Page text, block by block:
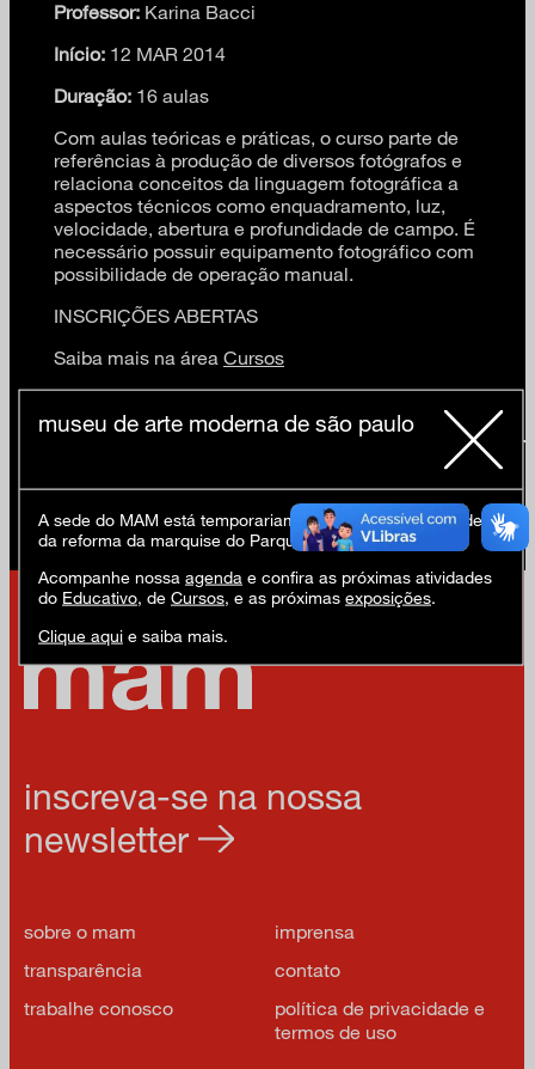
Professor: Karina Bacci
Início: 12 MAR 2014
Duração: 16 aulas
Com aulas teóricas e práticas, o curso parte de
referências à produção de diversos fotógrafos e
relaciona conceitos da linguagem fotográfica a
aspectos técnicos como enquadramento, luz,
velocidade, abertura e profundidade de campo. É
necessário possuir equipamento fotográfico com
possibilidade de operação manual.
INSCRIÇÕES ABERTAS
Saiba mais na área Cursos
inscreva-se na nossa
newsletter
sobre o mam
imprensa
transparência
contato
trabalhe conosco
política de privacidade e
termos de uso
museu de arte moderna de são paulo
A sede do MAM está temporariamente fechada em virtude
da reforma da marquise do Parque Ibirapuera.
Acompanhe nossa agenda e confira as próximas atividades
do Educativo, de Cursos, e as próximas exposições.
Clique aqui e saiba mais.